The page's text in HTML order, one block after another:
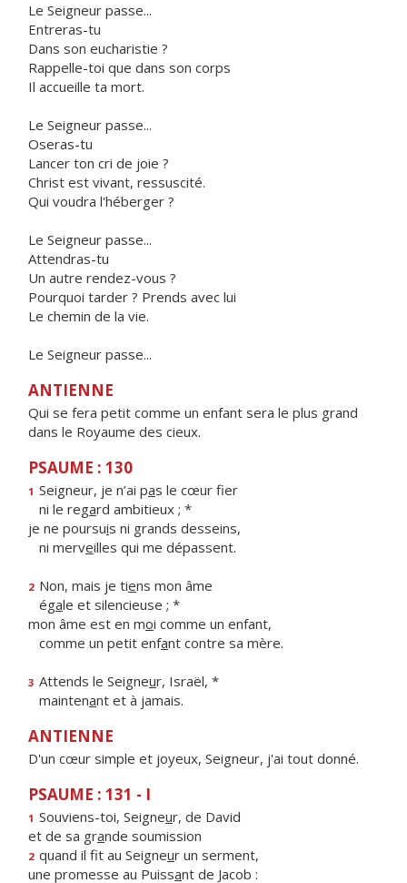
Le Seigneur passe...
Entreras-tu
Dans son eucharistie ?
Rappelle-toi que dans son corps
Il accueille ta mort.
Le Seigneur passe...
Oseras-tu
Lancer ton cri de joie ?
Christ est vivant, ressuscité.
Qui voudra l'héberger ?
Le Seigneur passe...
Attendras-tu
Un autre rendez-vous ?
Pourquoi tarder ? Prends avec lui
Le chemin de la vie.
Le Seigneur passe...
ANTIENNE
Qui se fera petit comme un enfant sera le plus grand
dans le Royaume des cieux.
PSAUME : 130
1 Seigneur, je n’ai pas le cœur fier
ni le regard ambitieux ; *
je ne poursuis ni grands desseins,
ni merveilles qui me dépassent.
2 Non, mais je tiens mon âme
égale et silencieuse ; *
mon âme est en moi comme un enfant,
comme un petit enfant contre sa mère.
3 Attends le Seigneur, Israël, *
maintenant et à jamais.
ANTIENNE
D'un cœur simple et joyeux, Seigneur, j'ai tout donné.
PSAUME : 131 - I
1 Souviens-toi, Seigneur, de David
et de sa grande soumission
2 quand il fit au Seigneur un serment,
une promesse au Puissant de Jacob :